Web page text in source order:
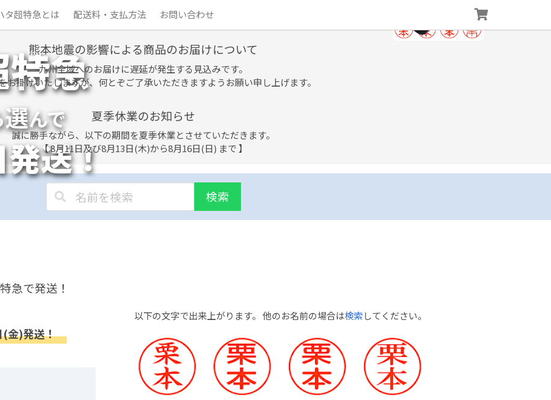
タ超特急とは 配送料・支払方法 お問い合わせ
急
選んで
送！
熊本地震の影響による商品のお届けについて
九州全域へのお届けに遅延が発生する見込みです。
お掛けいたしますが、何とぞご了承いただきますようお願い申し上げます。
夏季休業のお知らせ
誠に勝手ながら、以下の期間を夏季休業とさせていただきます。
【 8月11日及び8月13日(木)から8月16日(日) まで 】
検索
急で発送！
以下の文字で出来上がります。 他のお名前の場合は検索してください。
金)発送！